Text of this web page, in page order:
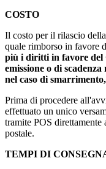
COSTO
Il costo per il rilascio
quale rimborso in favore
più i diritti in favore del
emissione o di
nel caso di
Prima di procedere
effettuato un unico
tramite POS
postale.
TEMPI DI